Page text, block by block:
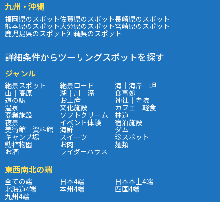
九州・沖縄
福岡県のスポット佐賀県のスポット長崎県のスポット
熊本県のスポット大分県のスポット宮崎県のスポット
鹿児島県のスポット沖縄県のスポット
詳細条件からツーリングスポットを探す
ジャンル
絶景スポット 絶景ロード 海｜海岸｜岬
山｜高原 湖｜川｜滝 食事処
道の駅 お土産 神社｜寺院
温泉 文化施設 カフェ｜軽食
商業施設 ソフトクリーム 林道
夜景 イベント体験 宿泊施設
美術館｜資料館 海鮮 ダム
キャンプ場 スイーツ 珍スポット
動植物園 お肉 麺類
お酒 ライダーハウス
東西南北の端
全ての端 日本4端 日本本土4端
北海道4端 本州4端 四国4端
九州4端